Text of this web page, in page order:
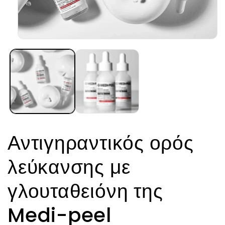
μέσου
1
στο
βοηθητικό
παράθυρο
Αντιγηραντικός ορός
λεύκανσης με
γλουταθειόνη της
Medi-peel